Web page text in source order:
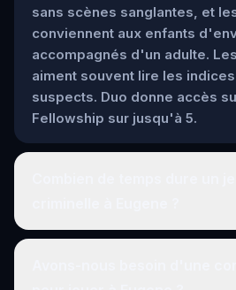
sans scènes sanglantes, et
conviennent aux enfants
accompagnés d'un adulte.
aiment souvent lire les
suspects. Duo donne accès
Fellowship sur jusqu'à 5.